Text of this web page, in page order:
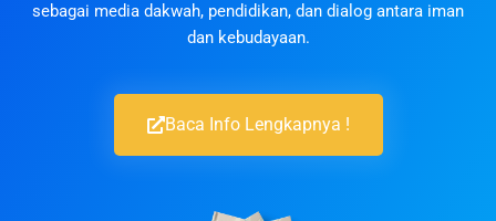
sebagai media dakwah, pendidikan, dan dialog antara iman
dan kebudayaan.
Baca Info Lengkapnya !